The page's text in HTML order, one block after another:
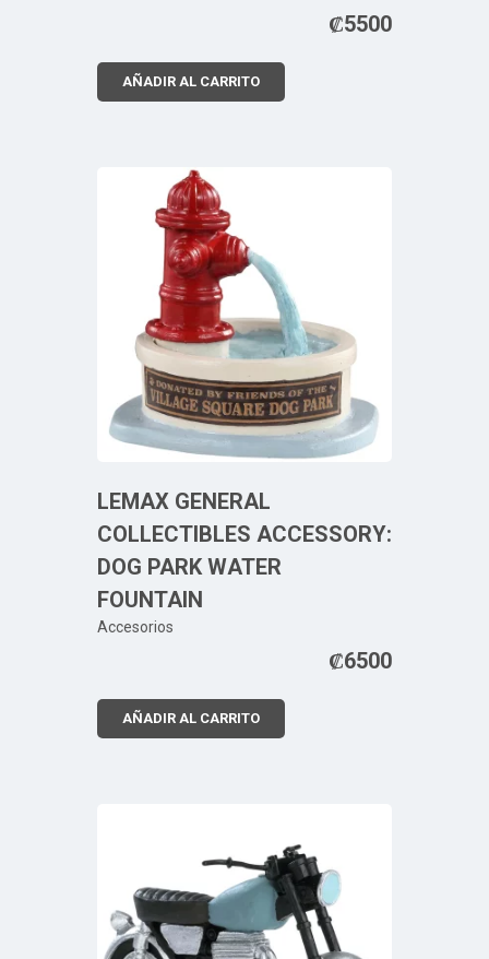
₡5500
AÑADIR AL CARRITO
LEMAX GENERAL
COLLECTIBLES ACCESSORY:
DOG PARK WATER
FOUNTAIN
Accesorios
₡6500
AÑADIR AL CARRITO